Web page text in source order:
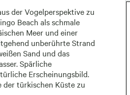
der Vogelperspektive zu
Beach als schmale
Meer und einer
unberührte Strand
Sand und das
Spärliche
Erscheinungsbild.
türkischen Küste zu